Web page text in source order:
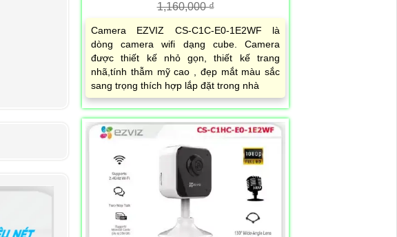
1,160,000 ₫
Camera EZVIZ CS-C1C-E0-1E2WF là
dòng camera wifi dạng cube. Camera
được thiết kế nhỏ gọn, thiết kế trang
nhã,tính thẫm mỹ cao , đẹp mắt màu sắc
sang trọng thích hợp lắp đặt trong nhà